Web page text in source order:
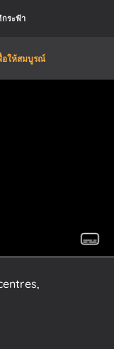
กระฟ้า
อให้สมบูรณ์